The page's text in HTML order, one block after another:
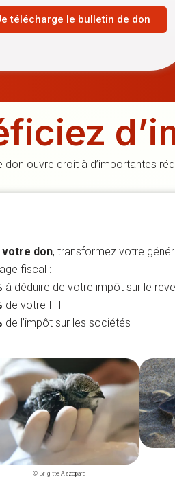
télécharge le bulletin de don
don ouvre droit à d’importantes
don, transformez votre
fiscal :
à déduire de votre impôt sur le
de votre IFI
de l’impôt sur les sociétés
© Brigitte Azzopard